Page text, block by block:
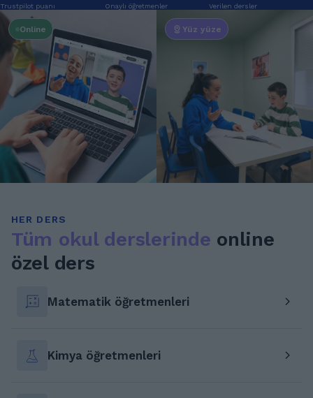
Trustpilot puanı Onaylı öğretmenler Verilen dersler
Online Yüz yüze
HER DERS
Tüm okul derslerinde online
özel ders
Matematik öğretmenleri
Kimya öğretmenleri